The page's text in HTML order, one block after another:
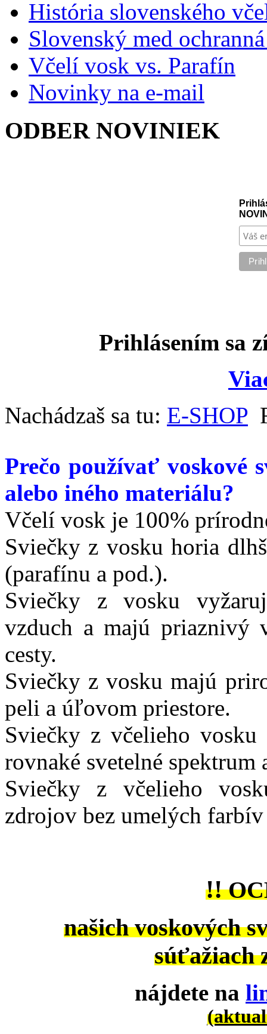
História slovenského
Slovenský med
Včelí vosk vs. Parafín
Novinky na e-mail
ODBER NOVINIEK
Prihlásením sa
Nachádzaš sa tu: E-SHOP
Prečo používať voskové
alebo iného materiálu?
Včelí vosk je 100%
Sviečky z vosku horia
(parafínu a pod.).
Sviečky z vosku
vzduch a majú priaznivý
cesty.
Sviečky z vosku majú
peli a úľovom priestore.
Sviečky z včelieho
rovnaké svetelné spektrum
Sviečky z včelieho
zdrojov bez umelých
!!
našich voskových
súťažiach
nájdete na